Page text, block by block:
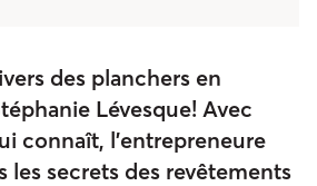
des planchers en
Lévesque! Avec
connaît, l’entrepreneure
les secrets des revêtements